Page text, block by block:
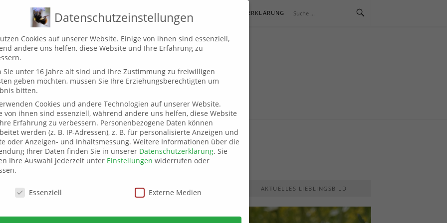
WAS FLIEGT HIER? MAKROKOSMOS IMPRESSUM DATENSCHUTZERKLÄRUNG
UND POLLE
AKTUELLES LIEBLINGSBILD
Datenschutzeinstellungen
Cookies auf unserer Website. Einige von ihnen sind essenziell,
andere uns helfen, diese Website und Ihre Erfahrung zu
Sie unter 16 Jahre alt sind und Ihre Zustimmung zu freiwilligen
geben möchten, müssen Sie Ihre Erziehungsberechtigten um
bitten.
Cookies und andere Technologien auf unserer Website.
von ihnen sind essenziell, während andere uns helfen, diese Website
Erfahrung zu verbessern. Personenbezogene Daten können
werden (z. B. IP-Adressen), z. B. für personalisierte Anzeigen und
oder Anzeigen- und Inhaltsmessung. Weitere Informationen über die
Ihrer Daten finden Sie in unserer Datenschutzerklärung. Sie
Ihre Auswahl jederzeit unter Einstellungen widerrufen oder
Essenziell Externe Medien